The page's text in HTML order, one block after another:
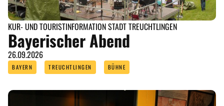
KUR- UND TOURISTINFORMATION STADT TREUCHTLINGEN
Bayerischer Abend
26.09.2026
BAYERN TREUCHTLINGEN BÜHNE